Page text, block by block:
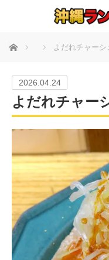
ホーム よだれチャーシ
2026.04.24
よだれチャー